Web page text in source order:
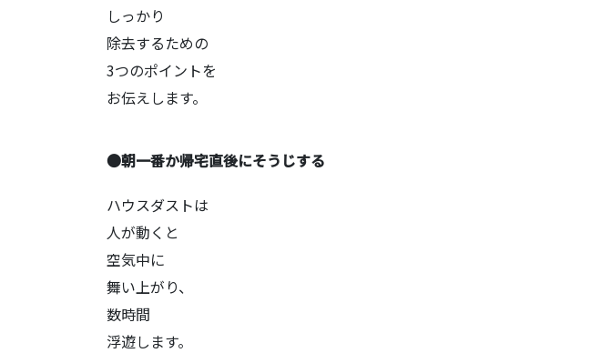
しっかり
除去するための
3つのポイントを
お伝えします。
●朝一番か帰宅直後にそうじする
ハウスダストは
人が動くと
空気中に
舞い上がり、
数時間
浮遊します。